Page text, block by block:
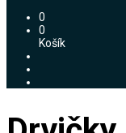
0
0
Košík